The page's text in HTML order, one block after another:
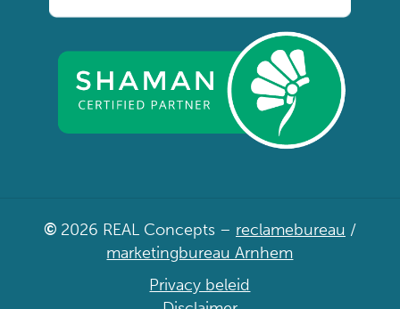
© 2026 REAL Concepts – reclamebureau /
marketingbureau Arnhem
Privacy beleid